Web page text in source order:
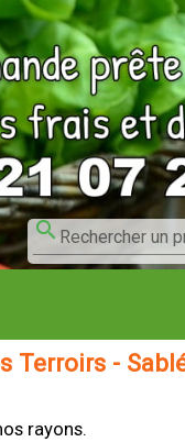
search Rechercher un
Terroirs -
rayons.